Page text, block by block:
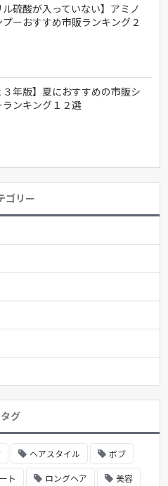
ル硫酸が入っていない】アミノ
ーおすすめ市販ランキング２
３年版】夏におすすめの市販シ
ランキング１２選
ゴリー
タグ
ヘアスタイル ボブ
ト ロングヘア 美容